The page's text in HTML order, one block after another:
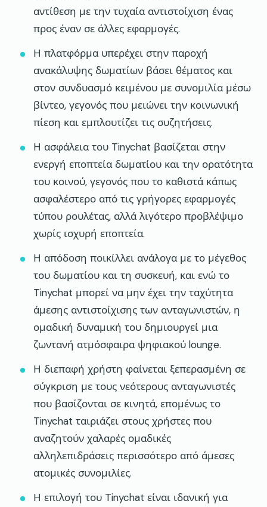
αντίθεση με την τυχαία αντιστοίχιση ένας
προς έναν σε άλλες εφαρμογές.
Η πλατφόρμα υπερέχει στην παροχή
ανακάλυψης δωματίων βάσει θέματος και
στον συνδυασμό κειμένου με συνομιλία μέσω
βίντεο, γεγονός που μειώνει την κοινωνική
πίεση και εμπλουτίζει τις συζητήσεις.
Η ασφάλεια του Tinychat βασίζεται στην
ενεργή εποπτεία δωματίου και την ορατότητα
του κοινού, γεγονός που το καθιστά κάπως
ασφαλέστερο από τις γρήγορες εφαρμογές
τύπου ρουλέτας, αλλά λιγότερο προβλέψιμο
χωρίς ισχυρή εποπτεία.
Η απόδοση ποικίλλει ανάλογα με το μέγεθος
του δωματίου και τη συσκευή, και ενώ το
Tinychat μπορεί να μην έχει την ταχύτητα
άμεσης αντιστοίχισης των ανταγωνιστών, η
ομαδική δυναμική του δημιουργεί μια
ζωντανή ατμόσφαιρα ψηφιακού lounge.
Η διεπαφή χρήστη φαίνεται ξεπερασμένη σε
σύγκριση με τους νεότερους ανταγωνιστές
που βασίζονται σε κινητά, επομένως το
Tinychat ταιριάζει στους χρήστες που
αναζητούν χαλαρές ομαδικές
αλληλεπιδράσεις περισσότερο από άμεσες
ατομικές συνομιλίες.
Η επιλογή του Tinychat είναι ιδανική για